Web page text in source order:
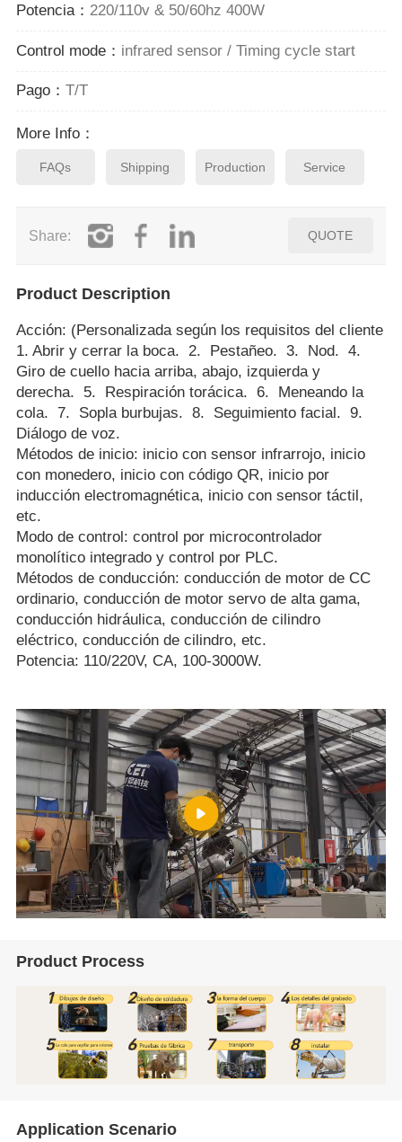
Potencia： 220/110v & 50/60hz 400W
Control mode： infrared sensor / Timing cycle start
Pago： T/T
More Info：
FAQs Shipping Production Service
Share: QUOTE
Product Description
Acción: (Personalizada según los requisitos del cliente
1. Abrir y cerrar la boca. 2. Pestañeo. 3. Nod. 4.
Giro de cuello hacia arriba, abajo, izquierda y
derecha. 5. Respiración torácica. 6. Meneando la
cola. 7. Sopla burbujas. 8. Seguimiento facial. 9.
Diálogo de voz.
Métodos de inicio: inicio con sensor infrarrojo, inicio
con monedero, inicio con código QR, inicio por
inducción electromagnética, inicio con sensor táctil,
etc.
Modo de control: control por microcontrolador
monolítico integrado y control por PLC.
Métodos de conducción: conducción de motor de CC
ordinario, conducción de motor servo de alta gama,
conducción hidráulica, conducción de cilindro
eléctrico, conducción de cilindro, etc.
Potencia: 110/220V, CA, 100-3000W.
Product Process
Application Scenario